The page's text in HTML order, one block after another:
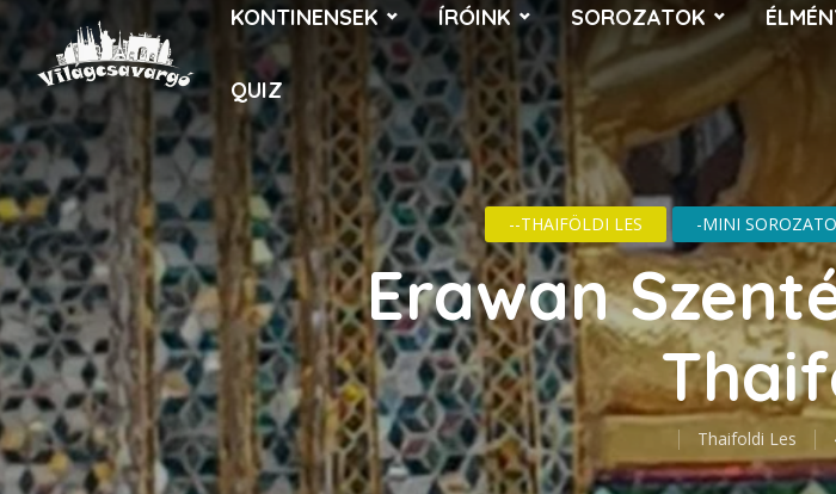
KONTINENSEK ÍRÓINK SOROZATOK
QUIZ
--THAIFÖLDI LES -MINI
Erawan
Thaifoldi Les